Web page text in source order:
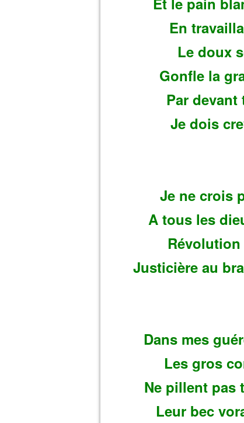
En
Le doux
Gonfle la
Par
Je dois
Je ne crois
A tous les
Justicière au
Dans mes
Les gros
Ne pillent pas
Leur bec